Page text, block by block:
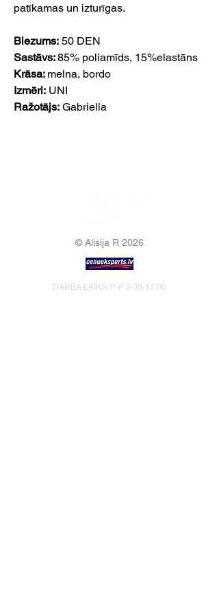
patīkamas un izturīgas.
Biezums: 50 DEN
Sastāvs:85% poliamīds, 15%elastāns
Krāsa: melna, bordo
Izmēri: UNI
Ražotājs: Gabriella
© Alisija R 2026
DARBA LAIKS: P-P 8.00-17.00